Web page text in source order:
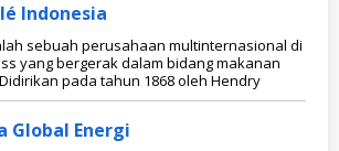
Indonesia
sebuah perusahaan multinternasional di
yang bergerak dalam bidang makanan
pada tahun 1868 oleh Hendry
Global Energi